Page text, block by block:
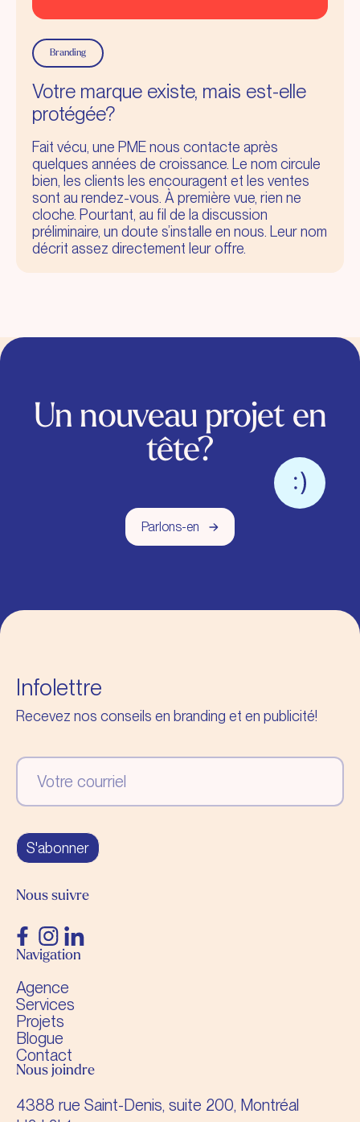
Branding
Votre marque existe, mais est-elle
protégée?
Fait vécu, une PME nous contacte après
quelques années de croissance. Le nom circule
bien, les clients les encouragent et les ventes
sont au rendez-vous. À première vue, rien ne
cloche. Pourtant, au fil de la discussion
préliminaire, un doute s’installe en nous. Leur nom
décrit assez directement leur offre.
Un nouveau projet en
tête?
Parlons-en
Infolettre
Recevez nos conseils en branding et en publicité!
S'abonner
Nous suivre
Navigation
Agence
Services
Projets
Blogue
Contact
Nous joindre
4388 rue Saint-Denis, suite 200, Montréal